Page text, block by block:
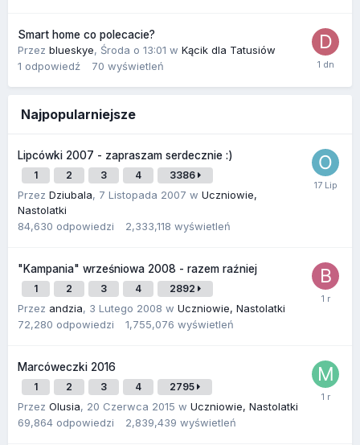
Smart home co polecacie?
Przez blueskye, Środa o 13:01 w Kącik dla Tatusiów
1 odpowiedź 70 wyświetleń
Najpopularniejsze
Lipcówki 2007 - zapraszam serdecznie :)
1 2 3 4 3386
Przez Dziubala, 7 Listopada 2007 w Uczniowie,
Nastolatki
84,630 odpowiedzi 2,333,118 wyświetleń
"Kampania" wrześniowa 2008 - razem raźniej
1 2 3 4 2892
Przez andzia, 3 Lutego 2008 w Uczniowie, Nastolatki
72,280 odpowiedzi 1,755,076 wyświetleń
Marcóweczki 2016
1 2 3 4 2795
Przez Olusia, 20 Czerwca 2015 w Uczniowie, Nastolatki
69,864 odpowiedzi 2,839,439 wyświetleń